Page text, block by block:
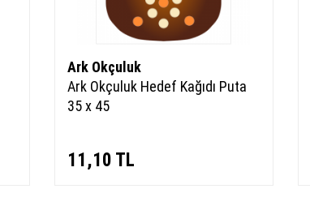
Ark Okçuluk
Ark Okçuluk Hedef Kağıdı Puta
35 x 45
11,10 TL